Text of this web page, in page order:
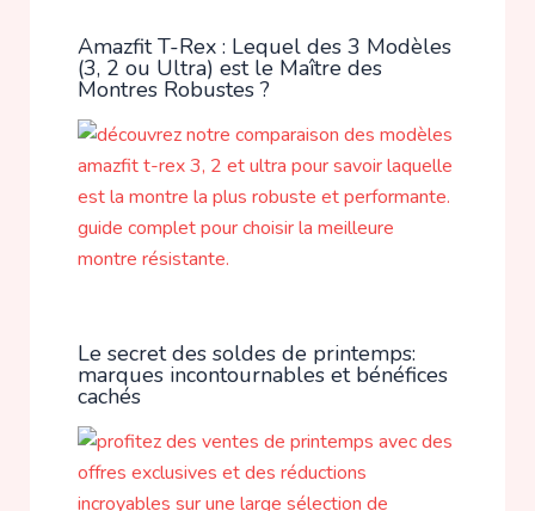
Amazfit T-Rex : Lequel des 3 Modèles
(3, 2 ou Ultra) est le Maître des
Montres Robustes ?
Le secret des soldes de printemps:
marques incontournables et bénéfices
cachés